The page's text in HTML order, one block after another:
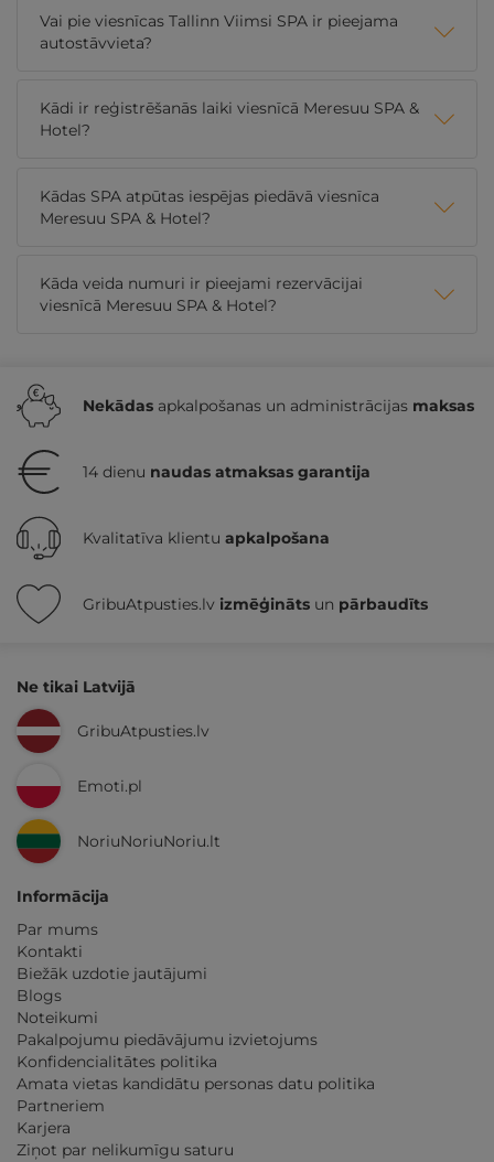
Vai pie viesnīcas Tallinn Viimsi SPA ir pieejama
autostāvvieta?
Kādi ir reģistrēšanās laiki viesnīcā Meresuu SPA &
Hotel?
Kādas SPA atpūtas iespējas piedāvā viesnīca
Meresuu SPA & Hotel?
Kāda veida numuri ir pieejami rezervācijai
viesnīcā Meresuu SPA & Hotel?
Nekādas apkalpošanas un administrācijas maksas
14 dienu naudas atmaksas garantija
Kvalitatīva klientu apkalpošana
GribuAtpusties.lv izmēģināts un pārbaudīts
Ne tikai Latvijā
GribuAtpusties.lv
Emoti.pl
NoriuNoriuNoriu.lt
Informācija
Par mums
Kontakti
Biežāk uzdotie jautājumi
Blogs
Noteikumi
Pakalpojumu piedāvājumu izvietojums
Konfidencialitātes politika
Amata vietas kandidātu personas datu politika
Partneriem
Karjera
Ziņot par nelikumīgu saturu